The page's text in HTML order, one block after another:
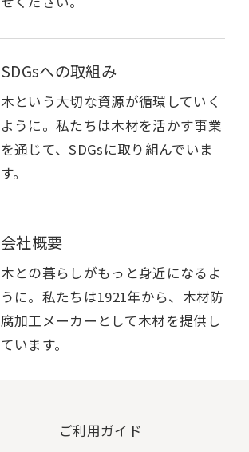
SDGsへの取組み
木という大切な資源が循環していく
ように。私たちは木材を活かす事業
を通じて、SDGsに取り組んでいま
す。
会社概要
木との暮らしがもっと身近になるよ
うに。私たちは1921年から、木材防
腐加工メーカーとして木材を提供し
ています。
ご利用ガイド